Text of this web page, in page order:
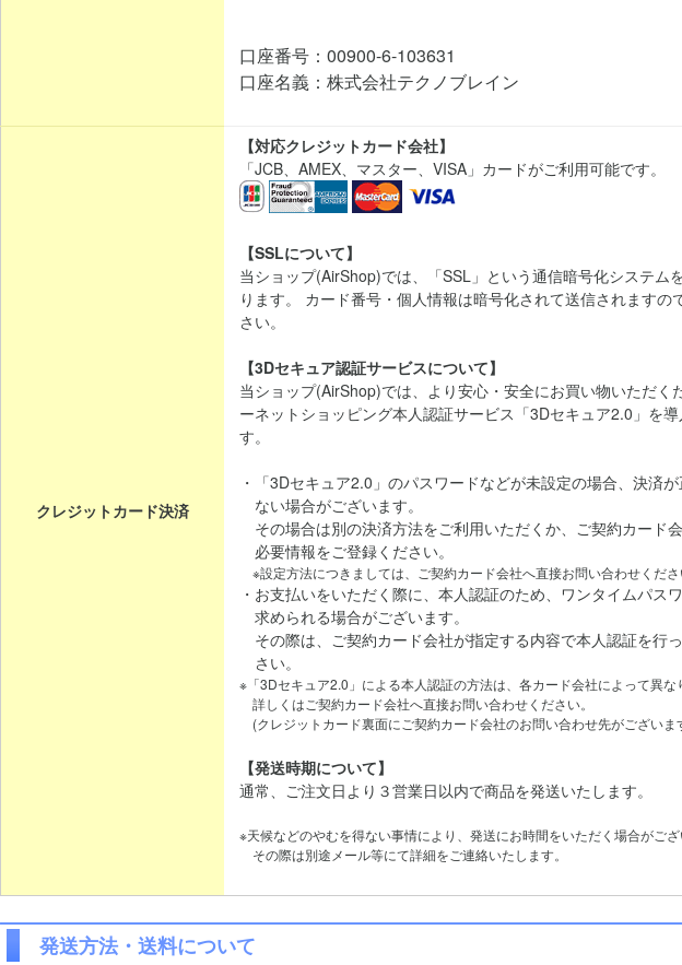
口座番号：00900-6-103631
口座名義：株式会社テクノブレイン
クレジットカード決済
【対応クレジットカード会社】
「JCB、AMEX、マスター、VISA」カードがご利用可能です。
【SSLについて】
当ショップ(AirShop)では、「SSL」という通信暗号化システム
ります。 カード番号・個人情報は暗号化されて送信されますの
さい。
【3Dセキュア認証サービスについて】
当ショップ(AirShop)では、より安心・安全にお買い物いただく
ーネットショッピング本人認証サービス「3Dセキュア2.0」を導
す。
・「3Dセキュア2.0」のパスワードなどが未設定の場合、決済が
ない場合がございます。
その場合は別の決済方法をご利用いただくか、ご契約カード
必要情報をご登録ください。
※設定方法につきましては、ご契約カード会社へ直接お問い合わせくださ
・お支払いをいただく際に、本人認証のため、ワンタイムパス
求められる場合がございます。
その際は、ご契約カード会社が指定する内容で本人認証を行
さい。
※「3Dセキュア2.0」による本人認証の方法は、各カード会社によって異な
詳しくはご契約カード会社へ直接お問い合わせください。
(クレジットカード裏面にご契約カード会社のお問い合わせ先がございま
【発送時期について】
通常、ご注文日より３営業日以内で商品を発送いたします。
※天候などのやむを得ない事情により、発送にお時間をいただく場合がござ
その際は別途メール等にて詳細をご連絡いたします。
発送方法・送料について